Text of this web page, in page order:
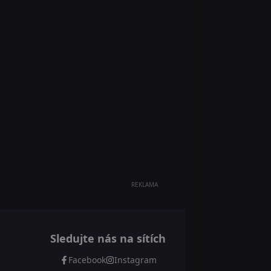
REKLAMA
Sledujte nás na sítích
Facebook Instagram